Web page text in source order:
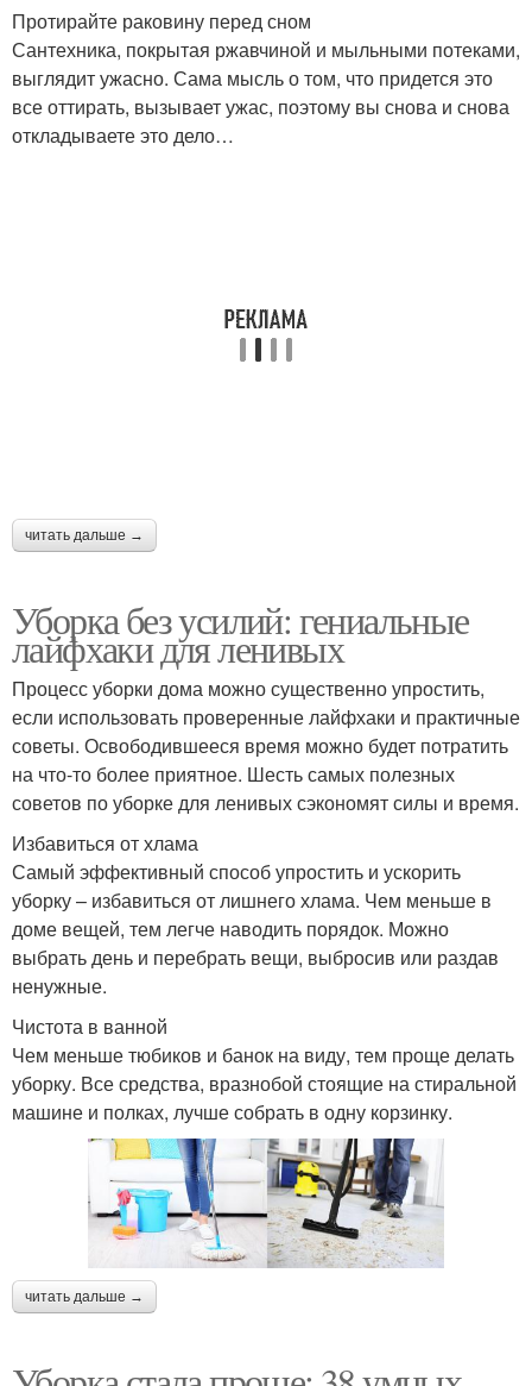
Протирайте раковину перед сном
Сантехника, покрытая ржавчиной и мыльными потеками,
выглядит ужасно. Сама мысль о том, что придется это
все оттирать, вызывает ужас, поэтому вы снова и снова
откладываете это дело…
читать дальше →
Уборка без усилий: гениальные
лайфхаки для ленивых
Процесс уборки дома можно существенно упростить,
если использовать проверенные лайфхаки и практичные
советы. Освободившееся время можно будет потратить
на что-то более приятное. Шесть самых полезных
советов по уборке для ленивых сэкономят силы и время.
Избавиться от хлама
Самый эффективный способ упростить и ускорить
уборку – избавиться от лишнего хлама. Чем меньше в
доме вещей, тем легче наводить порядок. Можно
выбрать день и перебрать вещи, выбросив или раздав
ненужные.
Чистота в ванной
Чем меньше тюбиков и банок на виду, тем проще делать
уборку. Все средства, вразнобой стоящие на стиральной
машине и полках, лучше собрать в одну корзинку.
читать дальше →